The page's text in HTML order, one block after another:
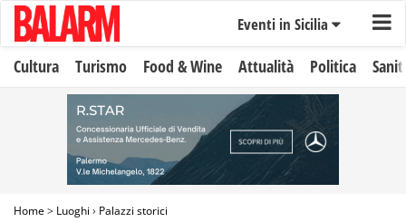
Eventi in Sicilia
Cultura Turismo Food & Wine Attualità Politica
Home> Luoghi › Palazzi storici